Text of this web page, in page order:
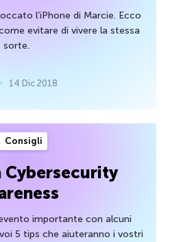
l’iPhone di Marcie. Ecco
evitare di vivere la stessa
sorte.
14 Dic 2018
Consigli
Cybersecurity
importante con alcuni
5 tips che aiuteranno i vostri